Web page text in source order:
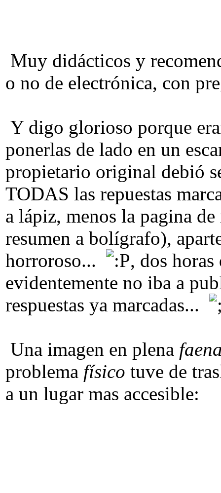
Muy didácticos y
o no de electrónica, con
Y digo glorioso porque
ponerlas de lado en un
propietario original debió
TODAS las repuestas
a lápiz, menos la pagina
resumen a bolígrafo),
horroroso...
, dos
evidentemente no iba a
respuestas ya marcadas...
Una imagen en plena
problema físico tuve de
a un lugar mas accesible: